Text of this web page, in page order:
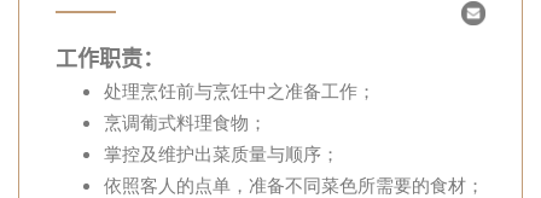
工作职责：
处理烹饪前与烹饪中之准备工作；
烹调葡式料理食物；
掌控及维护出菜质量与顺序；
依照客人的点单，准备不同菜色所需要的食材；